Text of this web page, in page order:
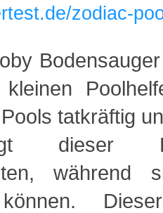
zodiac-
tatkräftig
dieser
während